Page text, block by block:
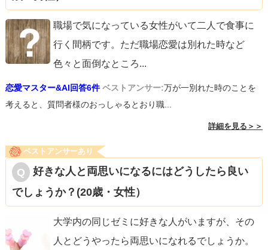
職場で気になっている女性がいて二人で食事に
行く間柄です。ただ職場恋愛は別れた時など
色々と面倒なところ...
恋愛マスター&AI回答6件 ベストアンサー:万が一別れた時のことを
考えると、質問者様のおっしゃるとおり職...
詳細を見る＞＞
ベストアンサーあり
好きな人と両思いになるにはどうしたら良い
でしょうか？(20歳・女性）
大学内の同じゼミに好きな人がいますが、その
人とどうやったら両思いになれるでしょうか。